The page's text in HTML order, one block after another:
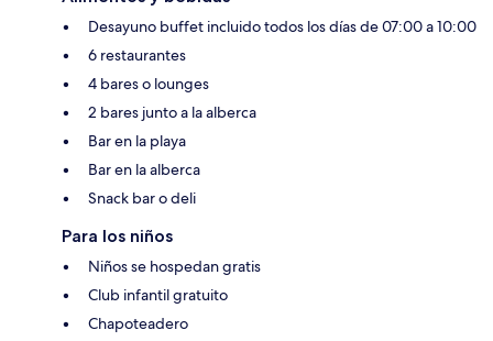
Desayuno buffet incluido todos los días de 07:00 a 10:00
6 restaurantes
4 bares o lounges
2 bares junto a la alberca
Bar en la playa
Bar en la alberca
Snack bar o deli
Para los niños
Niños se hospedan gratis
Club infantil gratuito
Chapoteadero